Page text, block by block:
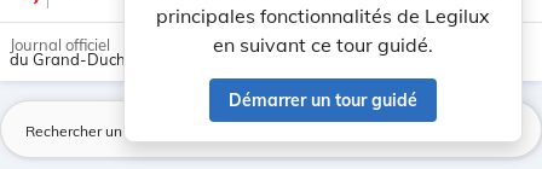
principales fonctionnalités de Legilux
en suivant ce tour guidé.
Démarrer un tour guidé
Journal officiel
du Grand-Duché de Luxembourg